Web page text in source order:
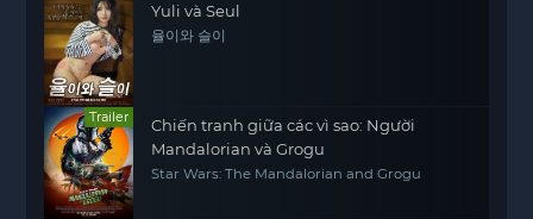
Yuli và Seul
율이와 슬이
Trailer
Chiến tranh giữa các vì sao: Người
Mandalorian và Grogu
Star Wars: The Mandalorian and Grogu